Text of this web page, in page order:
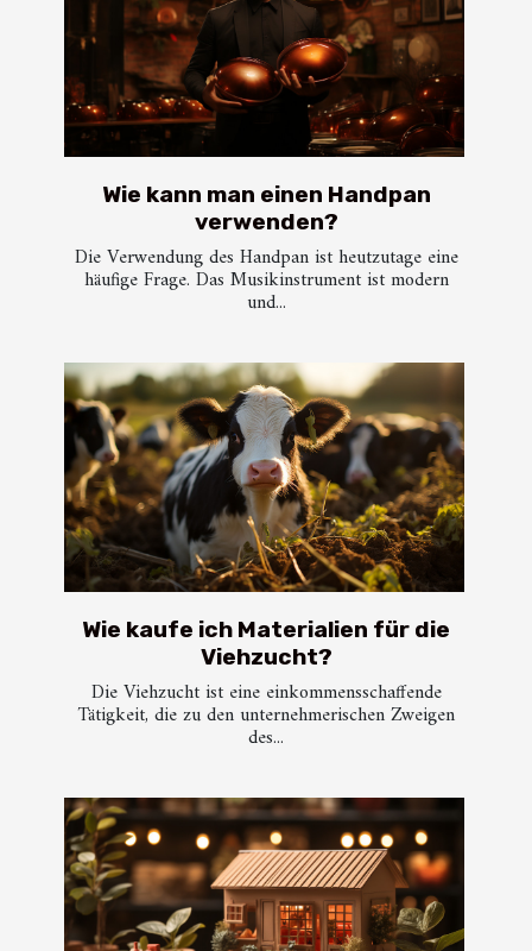
Wie kann man einen Handpan
verwenden?
Die Verwendung des Handpan ist heutzutage eine
häufige Frage. Das Musikinstrument ist modern
und...
Wie kaufe ich Materialien für die
Viehzucht?
Die Viehzucht ist eine einkommensschaffende
Tätigkeit, die zu den unternehmerischen Zweigen
des...